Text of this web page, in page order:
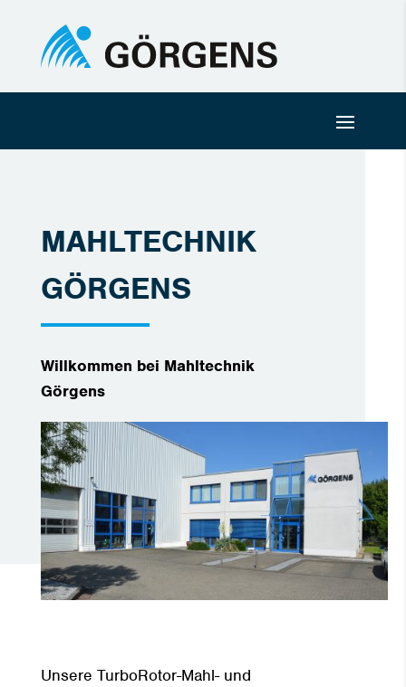
MAHLTECHNIK
GÖRGENS
Willkommen bei Mahltechnik
Görgens
Unsere TurboRotor-Mahl- und